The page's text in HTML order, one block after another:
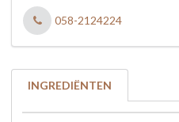
058-2124224
INGREDIËNTEN